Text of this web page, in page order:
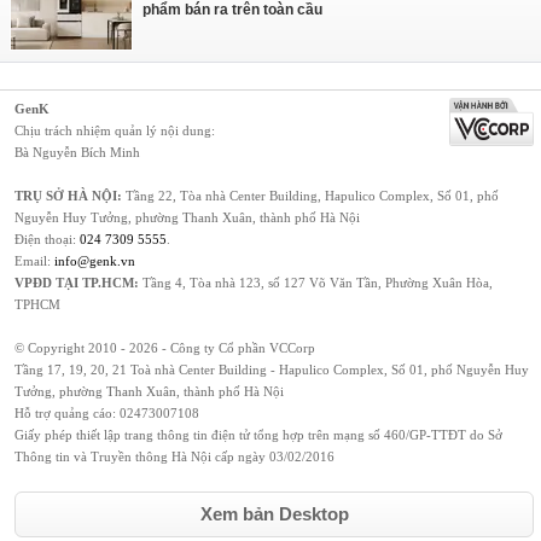
phẩm bán ra trên toàn cầu
GenK
Chịu trách nhiệm quản lý nội dung:
Bà Nguyễn Bích Minh
TRỤ SỞ HÀ NỘI: Tầng 22, Tòa nhà Center Building, Hapulico Complex, Số 01, phố
Nguyễn Huy Tưởng, phường Thanh Xuân, thành phố Hà Nội
Điện thoại: 024 7309 5555
Email: info@genk.vn
VPĐD TẠI TP.HCM: Tầng 4, Tòa nhà 123, số 127 Võ Văn Tần, Phường Xuân Hòa,
TPHCM
© Copyright 2010 - 2026 - Công ty Cổ phần VCCorp
Tầng 17, 19, 20, 21 Toà nhà Center Building - Hapulico Complex, Số 01, phố Nguyễn Huy
Tưởng, phường Thanh Xuân, thành phố Hà Nội
Hỗ trợ quảng cáo: 02473007108
Giấy phép thiết lập trang thông tin điện tử tổng hợp trên mạng số 460/GP-TTĐT do Sở
Thông tin và Truyền thông Hà Nội cấp ngày 03/02/2016
Xem bản Desktop